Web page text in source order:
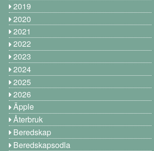
2019
2020
2021
2022
2023
2024
2025
2026
Äpple
Återbruk
Beredskap
Beredskapsodla